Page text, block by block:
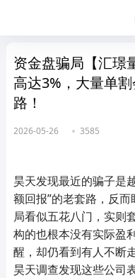
资金盘骗局【汇璟
高达3%，大量单
路！
2026-05-26 3585
昊天发现最近的骗子是
额回报”的老套路，反
局看似五花八门，实则
构的也根本没有实际盈
醒，却仍看到有人不断
昊天调查发现这些公司